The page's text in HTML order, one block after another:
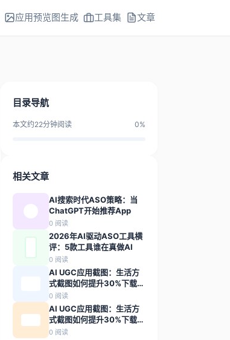
应用预览图生成 工具集 文章
目录导航
本文约22分钟阅读 0%
相关文章
AI搜索时代ASO策略：当
ChatGPT开始推荐App
0 阅读
2026年AI驱动ASO工具横
评：5款工具谁在真做AI
0 阅读
AI UGC应用截图：生活方
式截图如何提升30%下载转
化率
0 阅读
AI UGC应用截图：生活方
式截图如何提升30%下载转
化率
0 阅读